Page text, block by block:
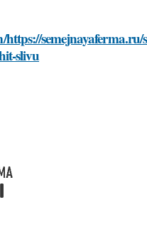
semejnayaferma.ru/
slivu